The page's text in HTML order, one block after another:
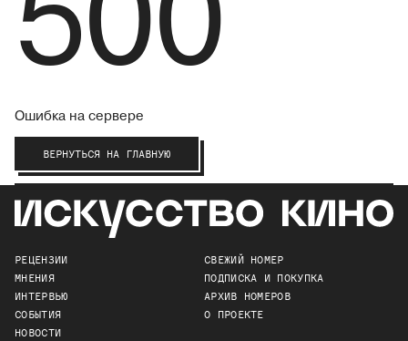
Ошибка на сервере
ВЕРНУТЬСЯ НА ГЛАВНУЮ
РЕЦЕНЗИИ
МНЕНИЯ
ИНТЕРВЬЮ
СОБЫТИЯ
НОВОСТИ
СВЕЖИЙ НОМЕР
ПОДПИСКА И ПОКУПКА
АРХИВ НОМЕРОВ
О ПРОЕКТЕ